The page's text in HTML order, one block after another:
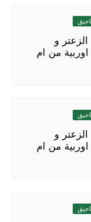
الزعتر و
من ام
الزعتر و
من ام